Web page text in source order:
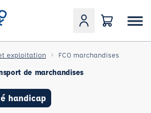
exploitation FCO marchandises
de marchandises
handicap